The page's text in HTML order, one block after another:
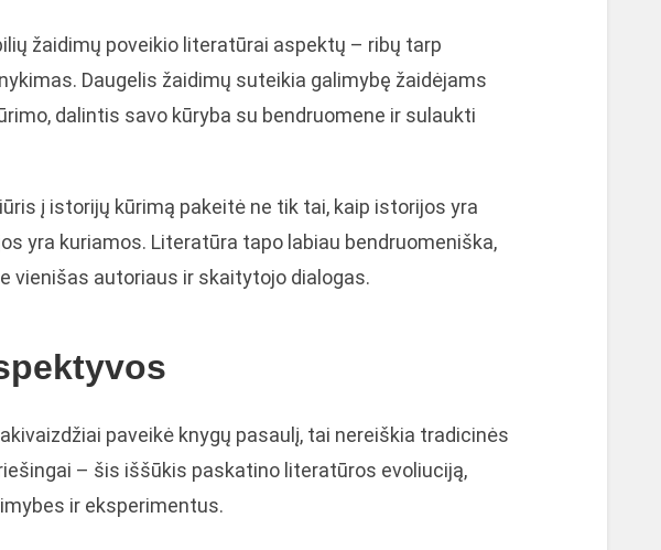
žaidimų poveikio literatūrai aspektų – ribų tarp
Daugelis žaidimų suteikia galimybę žaidėjams
dalintis savo kūryba su bendruomene ir sulaukti
į istorijų kūrimą pakeitė ne tik tai, kaip istorijos yra
yra kuriamos. Literatūra tapo labiau bendruomeniška,
vienišas autoriaus ir skaitytojo dialogas.
paveikė knygų pasaulį, tai nereiškia tradicinės
– šis iššūkis paskatino literatūros evoliuciją,
ir eksperimentus.